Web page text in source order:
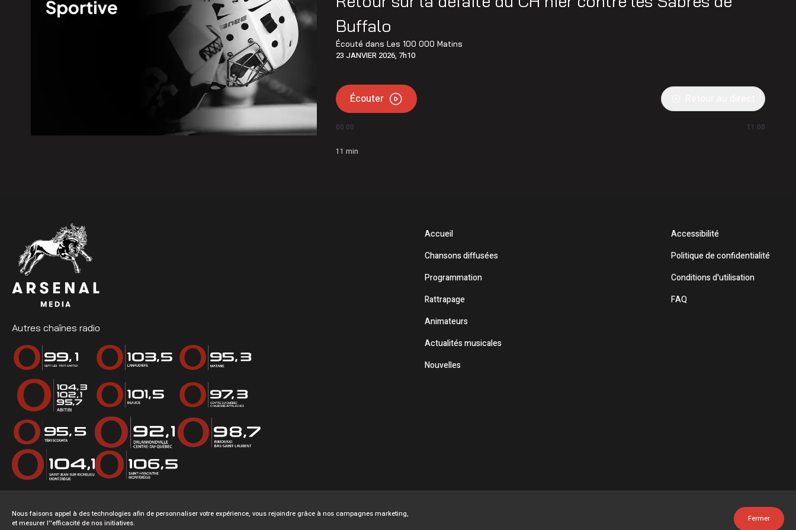
5 août 2026
La route 25 est maintenant ouverte jusqu’au km 106
La SQ recommande d’éviter les sorties sur l’eau
Buffalo
Écouté dansLes 100 000 Matins
23 JANVIER 2026, 7h10
Écouter
00:00 11:00
11 min
Autres chaînes radio
Accueil
Chansons diffusées
Programmation
Rattrapage
Animateurs
Actualités musicales
Nouvelles
Accessibilité
Politique de confidentialité
Conditions d'utilisation
FAQ
Nous faisons appel à des technologies afin de personnaliser votre expérience, vous rejoindre grâce à nos campagnes marketing,
et mesurer l''efficacité de nos initiatives.
Fermer